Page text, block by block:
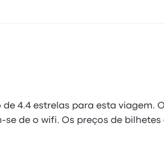
4.4 estrelas para esta viagem.
de o wifi. Os preços de